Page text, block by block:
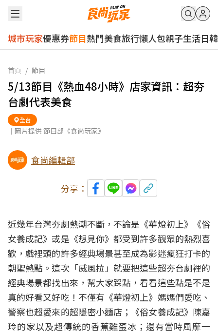
城市玩家優惠券節目熱門美食旅行懶人包親子生活日韓
首頁 / 節目
5/13節目《熱血48小時》店家資訊：超夯
台劇代表美食
全台
｜圖片提供 節目部《食尚玩家》
食尚編輯部
分享：
近幾年台灣夯劇熱潮不斷，不論是《華燈初上》《俗
女養成記》或是《想見你》都受到許多觀眾的熱烈喜
歡，戲裡頭的許多經典場景甚至成為影迷瘋狂打卡的
朝聖熱點。這次「威風拉」就要把這些超夯台劇裡的
經典場景都找出來，幫大家踩點，看看這些點是不是
真的好看又好吃！不僅有《華燈初上》媽媽們愛吃、
警察也超愛來的超隱密小麵店；《俗女養成記》陳嘉
玲的家以及超傳統的香蕉雞蛋冰；還有當時風靡一